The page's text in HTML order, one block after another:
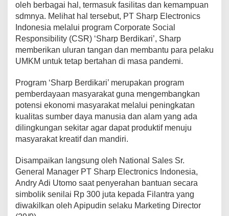
r
a
k
a
t
h
r
p
G
l
a
r
e
a
t
i
h
oleh berbagai hal, termasuk fasilitas dan kemampuan
sdmnya. Melihat hal tersebut, PT Sharp Electronics
Indonesia melalui program Corporate Social
Responsibility (CSR) ‘Sharp Berdikari’, Sharp
memberikan uluran tangan dan membantu para pelaku
UMKM untuk tetap bertahan di masa pandemi.
Program ‘Sharp Berdikari’ merupakan program
pemberdayaan masyarakat guna mengembangkan
potensi ekonomi masyarakat melalui peningkatan
kualitas sumber daya manusia dan alam yang ada
dilingkungan sekitar agar dapat produktif menuju
masyarakat kreatif dan mandiri.
Disampaikan langsung oleh National Sales Sr.
General Manager PT Sharp Electronics Indonesia,
Andry Adi Utomo saat penyerahan bantuan secara
simbolik senilai Rp 300 juta kepada Filantra yang
diwakilkan oleh Apipudin selaku Marketing Director